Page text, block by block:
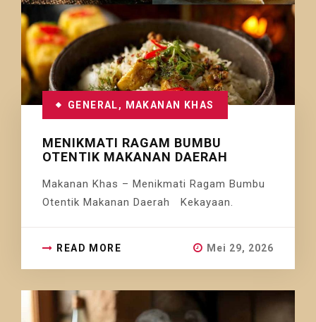
GENERAL, MAKANAN KHAS
MENIKMATI RAGAM BUMBU
OTENTIK MAKANAN DAERAH
Makanan Khas – Menikmati Ragam Bumbu
Otentik Makanan Daerah Kekayaan.
READ MORE Mei 29, 2026